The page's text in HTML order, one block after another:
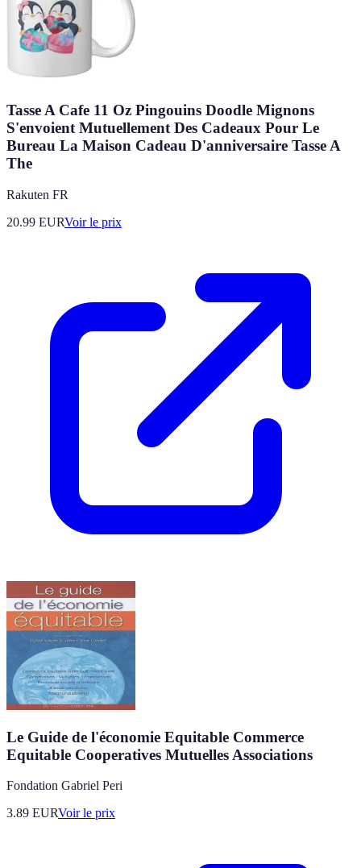
Tasse A Cafe 11 Oz Pingouins Doodle Mignons
S'envoient Mutuellement Des Cadeaux Pour Le
Bureau La Maison Cadeau D'anniversaire Tasse A
The
Rakuten FR
20.99 EURVoir le prix
Le Guide de l'économie Equitable Commerce
Equitable Cooperatives Mutuelles Associations
Fondation Gabriel Peri
3.89 EURVoir le prix